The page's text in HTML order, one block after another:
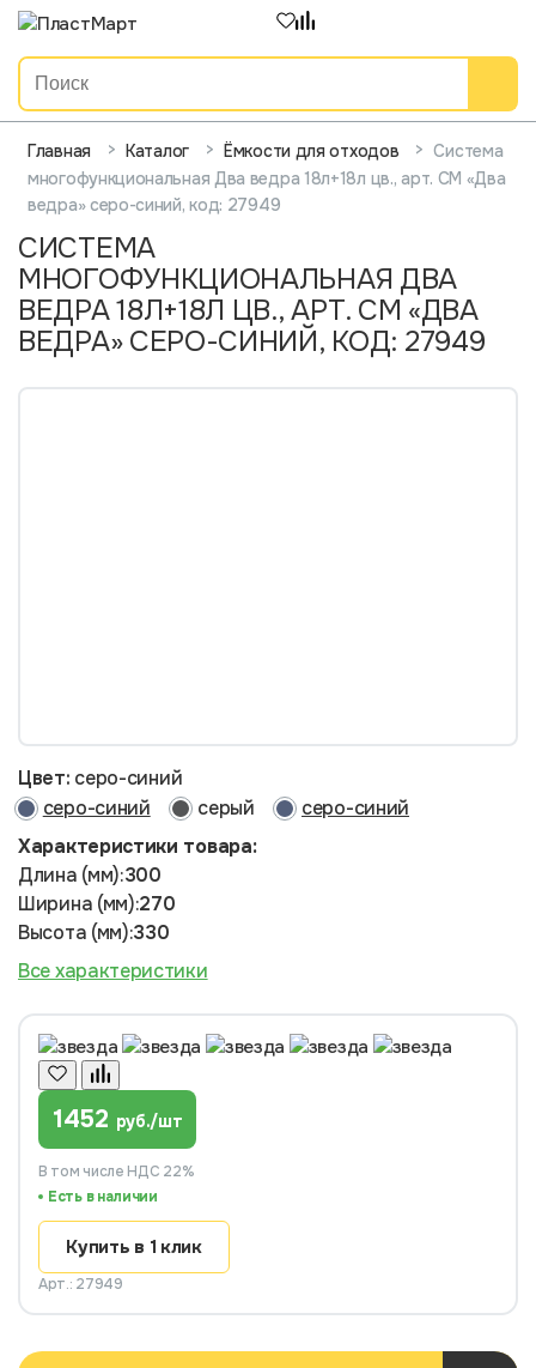
Главная > Каталог > Ёмкости для отходов > Система
многофункциональная Два ведра 18л+18л цв., арт. СМ «Два
ведра» серо-синий, код: 27949
СИСТЕМА
МНОГОФУНКЦИОНАЛЬНАЯ ДВА
ВЕДРА 18Л+18Л ЦВ., АРТ. СМ «ДВА
ВЕДРА» СЕРО-СИНИЙ, КОД: 27949
Цвет: серо-синий
серо-синий
серый
серо-синий
Характеристики товара:
Длина (мм):300
Ширина (мм):270
Высота (мм):330
Все характеристики
1452 руб./шт
В том числе НДС 22%
Есть в наличии
Купить в 1 клик
Арт.: 27949